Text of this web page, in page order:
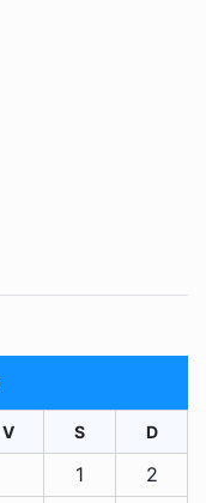
V S D
1
2